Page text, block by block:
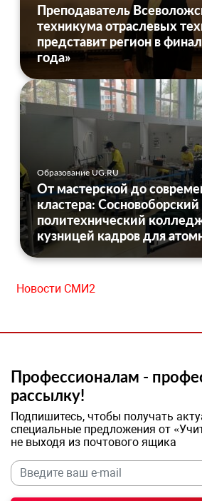
Преподаватель
техникума отраслевых
представит регион в
года»
Образование UG.RU
От мастерской до
кластера: Сосновоборский
политехнический
кузницей кадров для
Новости СМИ2
Профессионалам -
рассылку!
Подпишитесь, чтобы получать
специальные предложения от
не выходя из почтового ящика